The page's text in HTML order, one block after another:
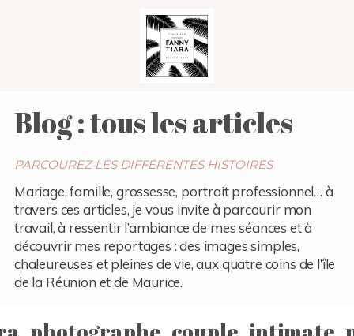
Blog : tous les articles
PARCOUREZ LES DIFFÉRENTES HISTOIRES
Mariage, famille, grossesse, portrait professionnel… à
travers ces articles, je vous invite à parcourir mon
travail, à ressentir l’ambiance de mes séances et à
découvrir mes reportages : des images simples,
chaleureuses et pleines de vie, aux quatre coins de l’île
de la Réunion et de Maurice.